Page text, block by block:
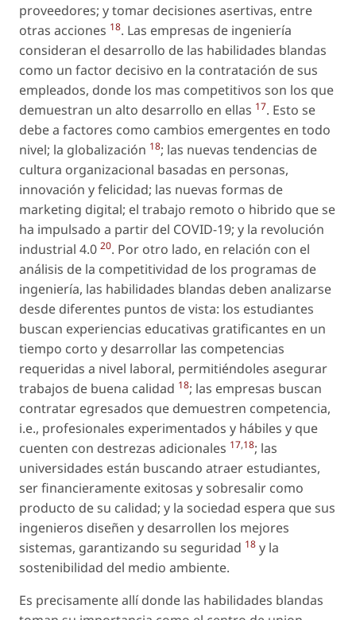
proveedores; y tomar decisiones asertivas, entre
otras acciones 18. Las empresas de ingeniería
consideran el desarrollo de las habilidades blandas
como un factor decisivo en la contratación de sus
empleados, donde los mas competitivos son los que
demuestran un alto desarrollo en ellas 17. Esto se
debe a factores como cambios emergentes en todo
nivel; la globalización 18; las nuevas tendencias de
cultura organizacional basadas en personas,
innovación y felicidad; las nuevas formas de
marketing digital; el trabajo remoto o hibrido que se
ha impulsado a partir del COVID-19; y la revolución
industrial 4.0 20. Por otro lado, en relación con el
análisis de la competitividad de los programas de
ingeniería, las habilidades blandas deben analizarse
desde diferentes puntos de vista: los estudiantes
buscan experiencias educativas gratificantes en un
tiempo corto y desarrollar las competencias
requeridas a nivel laboral, permitiéndoles asegurar
trabajos de buena calidad 18; las empresas buscan
contratar egresados que demuestren competencia,
i.e., profesionales experimentados y hábiles y que
cuenten con destrezas adicionales 17,18; las
universidades están buscando atraer estudiantes,
ser financieramente exitosas y sobresalir como
producto de su calidad; y la sociedad espera que sus
ingenieros diseñen y desarrollen los mejores
sistemas, garantizando su seguridad 18 y la
sostenibilidad del medio ambiente.
Es precisamente allí donde las habilidades blandas